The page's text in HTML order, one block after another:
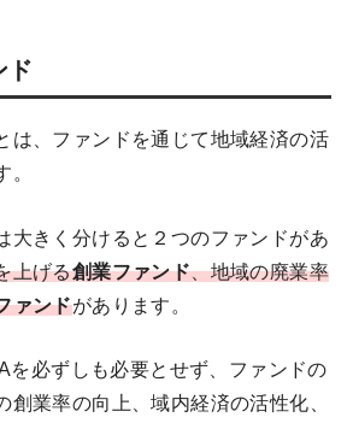
ド
は、ファンドを通じて地域経済の活
。
大きく分けると２つのファンドがあ
上げる創業ファンド、地域の廃業率
ァンドがあります。
を必ずしも必要とせず、ファンドの
創業率の向上、域内経済の活性化、